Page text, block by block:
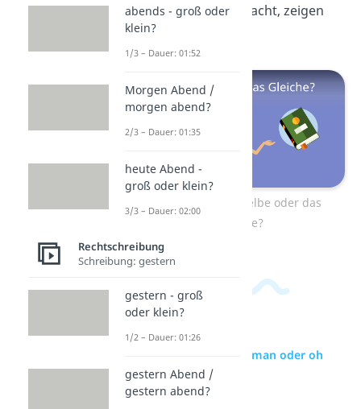
Unterschied das macht, zeigen
wir dir
Zum Video: dasselbe oder das
Gleiche?
zur Videoseite: Oh man oder oh
Mann?
abends - groß oder
klein?
1/3 – Dauer: 01:52
Morgen Abend /
morgen abend?
2/3 – Dauer: 01:35
heute Abend -
groß oder klein?
3/3 – Dauer: 02:00
Rechtschreibung
Schreibung: gestern
gestern - groß
oder klein?
1/2 – Dauer: 01:26
gestern Abend /
gestern abend?